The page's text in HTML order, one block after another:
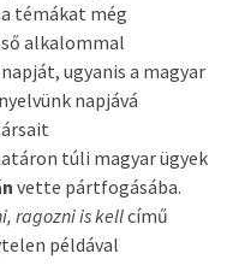
témákat még
alkalommal
ugyanis a magyar
napjává
túli magyar ügyek
vette pártfogásába.
ragozni is kellcímű
példával